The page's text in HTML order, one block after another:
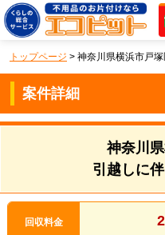
トップページ > 神奈川県横浜市戸
案件詳細
神奈川
引越しに
回収料金